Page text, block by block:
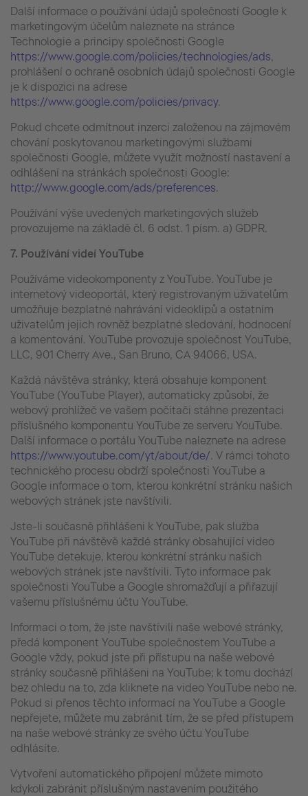
Další informace o používání údajů společností Google k
marketingovým účelům naleznete na stránce
Technologie a principy společnosti Google
https://www.google.com/policies/technologies/ads,
prohlášení o ochraně osobních údajů společnosti Google
je k dispozici na adrese
https://www.google.com/policies/privacy.
Pokud chcete odmítnout inzerci založenou na zájmovém
chování poskytovanou marketingovými službami
společnosti Google, můžete využít možností nastavení a
odhlášení na stránkách společnosti Google:
http://www.google.com/ads/preferences.
Používání výše uvedených marketingových služeb
provozujeme na základě čl. 6 odst. 1 písm. a) GDPR.
7. Používání videí YouTube
Používáme videokomponenty z YouTube. YouTube je
internetový videoportál, který registrovaným uživatelům
umožňuje bezplatné nahrávání videoklipů a ostatním
uživatelům jejich rovněž bezplatné sledování, hodnocení
a komentování. YouTube provozuje společnost YouTube,
LLC, 901 Cherry Ave., San Bruno, CA 94066, USA.
Každá návštěva stránky, která obsahuje komponent
YouTube (YouTube Player), automaticky způsobí, že
webový prohlížeč ve vašem počítači stáhne prezentaci
příslušného komponentu YouTube ze serveru YouTube.
Další informace o portálu YouTube naleznete na adrese
https://www.youtube.com/yt/about/de/. V rámci tohoto
technického procesu obdrží společnosti YouTube a
Google informace o tom, kterou konkrétní stránku našich
webových stránek jste navštívili.
Jste-li současně přihlášeni k YouTube, pak služba
YouTube při návštěvě každé stránky obsahující video
YouTube detekuje, kterou konkrétní stránku našich
webových stránek jste navštívili. Tyto informace pak
společnosti YouTube a Google shromažďují a přiřazují
vašemu příslušnému účtu YouTube.
Informaci o tom, že jste navštívili naše webové stránky,
předá komponent YouTube společnostem YouTube a
Google vždy, pokud jste při přístupu na naše webové
stránky současně přihlášeni na YouTube; k tomu dochází
bez ohledu na to, zda kliknete na video YouTube nebo ne.
Pokud si přenos těchto informací na YouTube a Google
nepřejete, můžete mu zabránit tím, že se před přístupem
na naše webové stránky ze svého účtu YouTube
odhlásíte.
Vytvoření automatického připojení můžete mimoto
kdykoli zabránit příslušným nastavením použitého